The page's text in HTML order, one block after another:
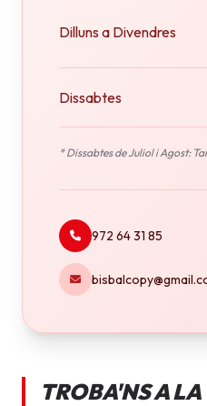
Dilluns a Divendres
Dissabtes
* Dissabtes de Juliol i Agost:
972 64 31 85
TROBA'NS A